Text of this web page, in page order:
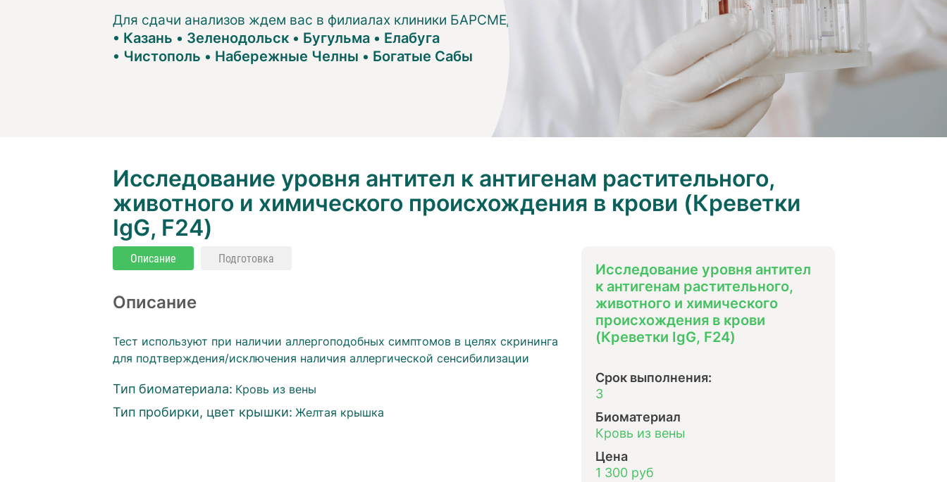
Для сдачи анализов ждем вас в филиалах клиники БАРСМЕД:
• Казань • Зеленодольск• Бугульма• Елабуга
• Чистополь • Набережные Челны • Богатые Сабы
Исследование уровня антител к антигенам растительного,
животного и химического происхождения в крови (Креветки
IgG, F24)
Исследование уровня антител
к антигенам растительного,
животного и химического
происхождения в крови
(Креветки IgG, F24)
Срок выполнения:
3
Биоматериал
Кровь из вены
Цена
1 300 руб
Описание Подготовка
Описание
Тест используют при наличии аллергоподобных симптомов в целях скрининга
для подтверждения/исключения наличия аллергической сенсибилизации
Тип биоматериала: Кровь из вены
Тип пробирки, цвет крышки: Желтая крышка